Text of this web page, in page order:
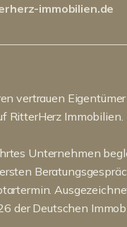
immobilien.de
vertrauen
RitterHerz Immobilien.
Unternehmen
der Deutschen